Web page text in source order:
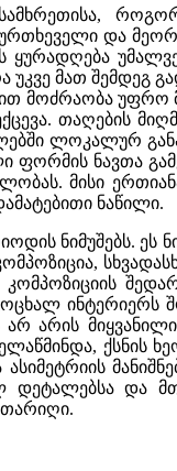
და
ყურადღება
უკვე მათ შემდეგ
მოძრაობა უფრო
თაღების
ლოკალურ
ფორმის ნავთა
მისი
ნაწილი.
ნიმუშებს. ეს
ინტერიერს
არის
ქსნის
დეტალებსა და
თარიღი.